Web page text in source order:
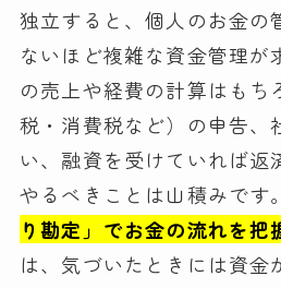
独立すると、個人のお金の
ないほど複雑な資金管理が
の売上や経費の計算はもち
税・消費税など）の申告、
い、融資を受けていれば返
やるべきことは山積みです。
り勘定」でお金の流れを把
は、気づいたときには資金